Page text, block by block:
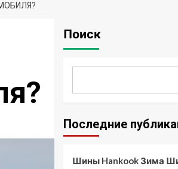
Поиск
Последние
Шины Hankook Зима